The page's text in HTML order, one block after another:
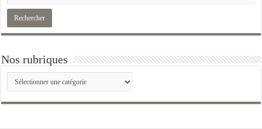
Nos rubriques
Nos
rubriques